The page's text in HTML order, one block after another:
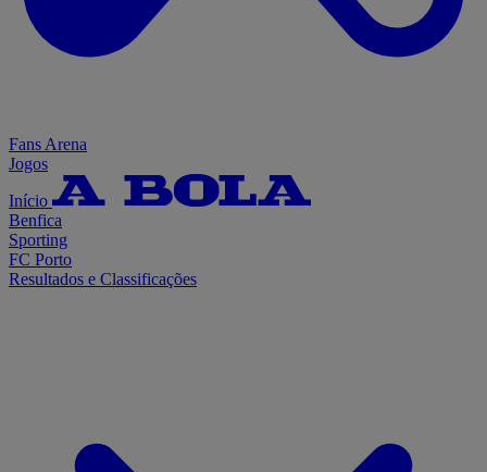
Fans Arena
Jogos
Início
Benfica
Sporting
FC Porto
Resultados e Classificações